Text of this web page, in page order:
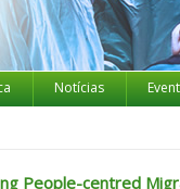
Notícias
People-centred